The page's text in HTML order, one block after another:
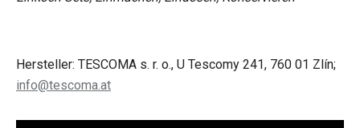
Hersteller: TESCOMA s. r. o., U Tescomy 241, 760 01 Zlín;
info@tescoma.at